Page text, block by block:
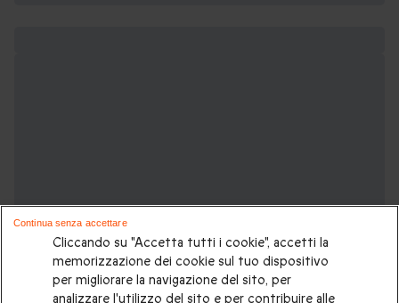
Cliccando su "Accetta tutti i cookie", accetti la
memorizzazione dei cookie sul tuo dispositivo
per migliorare la navigazione del sito, per
analizzare l'utilizzo del sito e per contribuire alle
Continua senza accettare